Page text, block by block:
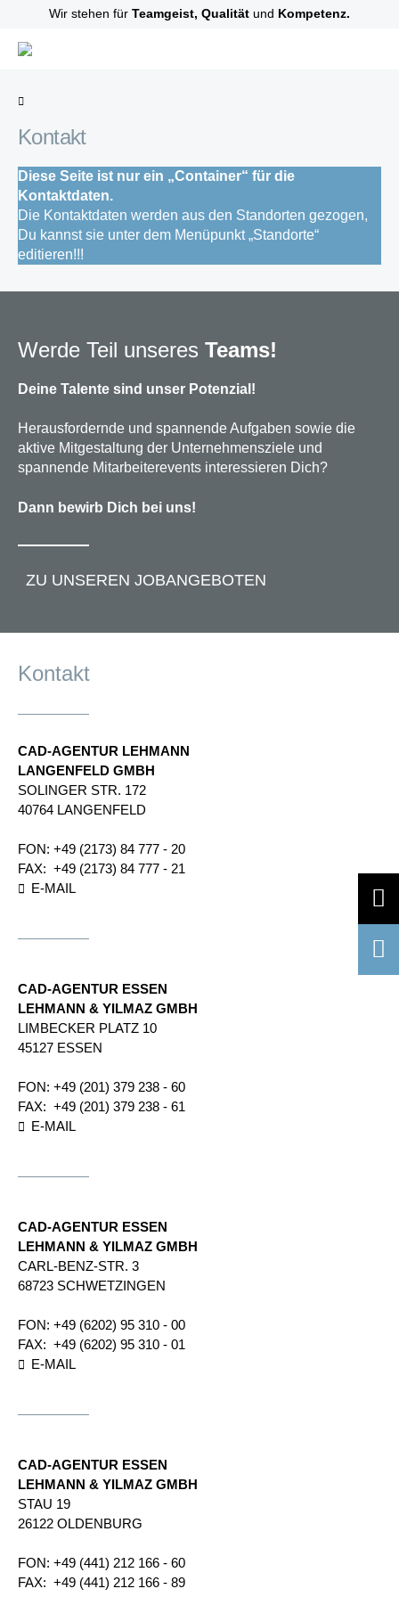
Wir stehen für Teamgeist, Qualität und Kompetenz.
Kontakt
Diese Seite ist nur ein „Container“ für die
Kontaktdaten.
Die Kontaktdaten werden aus den Standorten gezogen,
Du kannst sie unter dem Menüpunkt „Standorte“
editieren!!!
Werde Teil unseres Teams!
Deine Talente sind unser Potenzial!
Herausfordernde und spannende Aufgaben sowie die
aktive Mitgestaltung der Unternehmensziele und
spannende Mitarbeiterevents interessieren Dich?
Dann bewirb Dich bei uns!
ZU UNSEREN JOBANGEBOTEN
Kontakt
CAD-AGENTUR LEHMANN
LANGENFELD GMBH
SOLINGER STR.​ 172​
40764 LANGENFELD
FON: +49 (2173) 84 777 - 20
FAX: +49 (2173) 84 777 - 21
E-MAIL
CAD-AGENTUR ESSEN
LEHMANN & YILMAZ GMBH
LIMBECKER PLATZ 10
45127 ESSEN
FON: +49 (201) 379 238 - 60
FAX: +49 (201) 379 238 - 61
E-MAIL
CAD-AGENTUR ESSEN
LEHMANN & YILMAZ GMBH
CARL-BENZ-STR. 3
68723 SCHWETZINGEN
FON: +49 (6202) 95 310 - 00
FAX: +49 (6202) 95 310 - 01
E-MAIL
CAD-AGENTUR ESSEN
LEHMANN & YILMAZ GMBH
STAU 19
26122 OLDENBURG
FON: +49 (441) 212 166 - 60
FAX: +49 (441) 212 166 - 89